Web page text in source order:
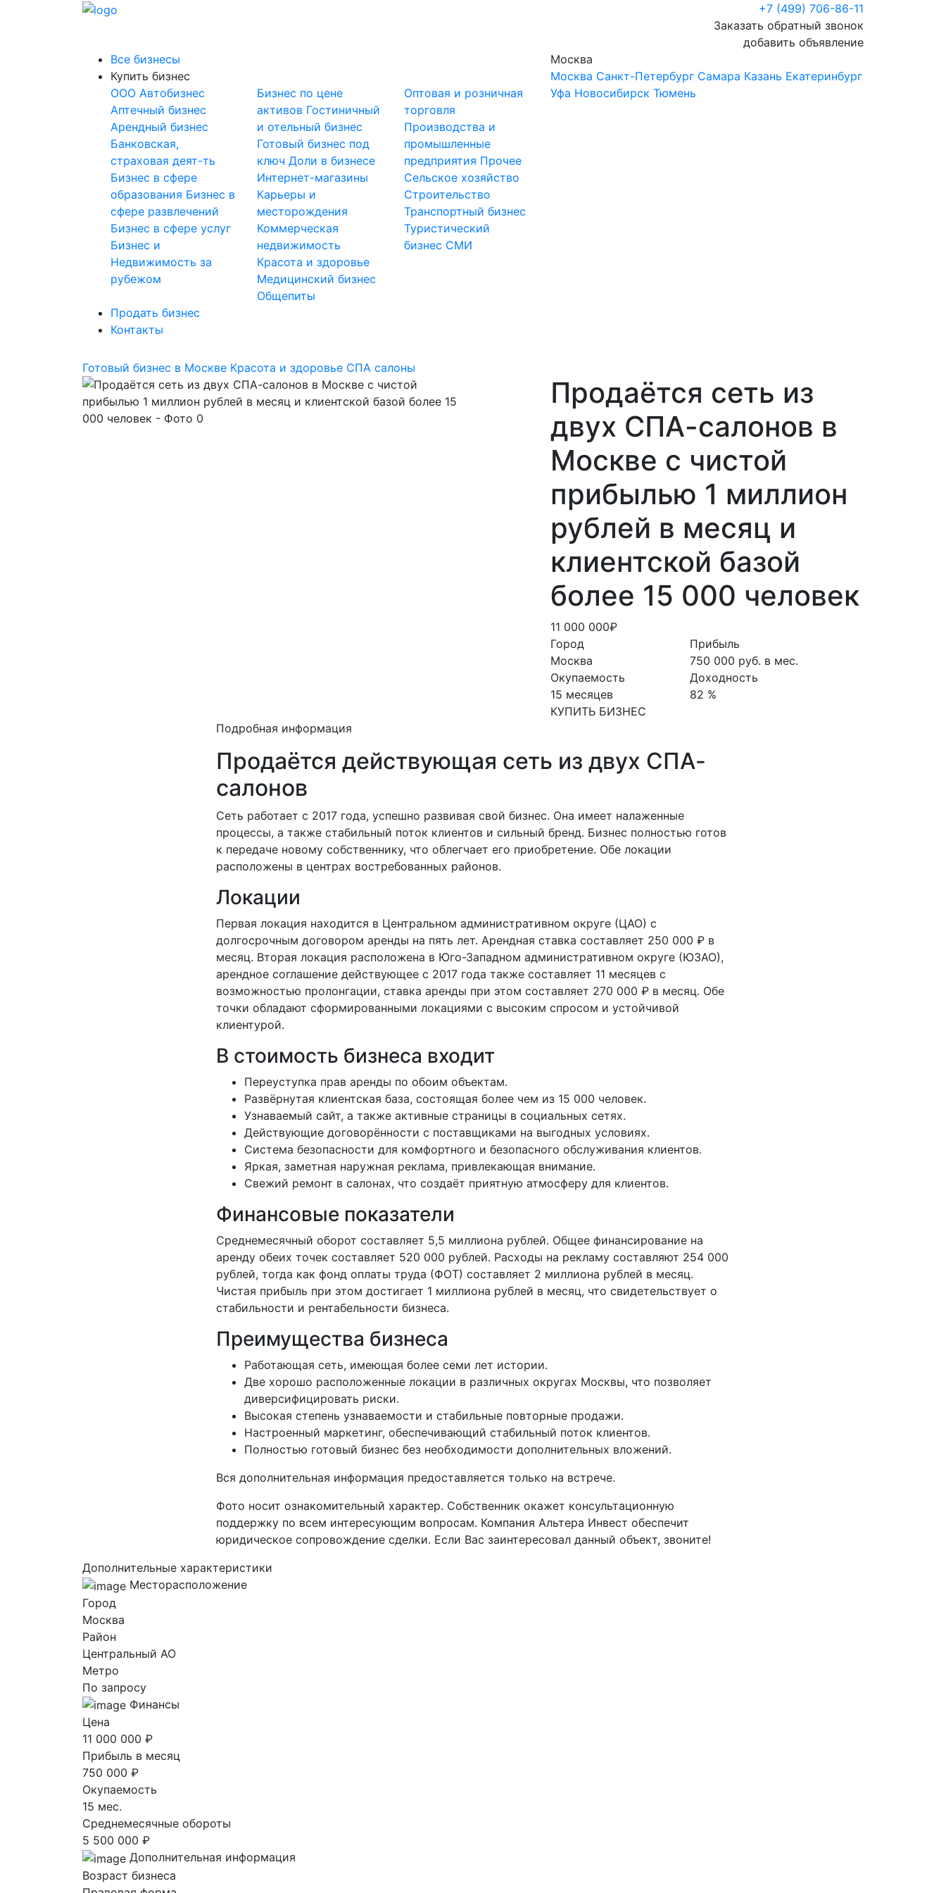
+7 (499) 706-86-11
Заказать обратный звонок
добавить объявление
Все бизнесы
Купить бизнес
OOO Автобизнес
Аптечный бизнес
Арендный бизнес
Банковская,
страховая деят-ть
Бизнес в сфере
образования Бизнес в
сфере развлечений
Бизнес в сфере услуг
Бизнес и
Недвижимость за
рубежом
Бизнес по цене
активов Гостиничный
и отельный бизнес
Готовый бизнес под
ключДоли в бизнесе
Интернет-магазины
Карьеры и
месторождения
Коммерческая
недвижимость
Красота и здоровье
Медицинский бизнес
Общепиты
Оптовая и розничная
торговля
Производства и
промышленные
предприятия Прочее
Сельское хозяйство
Строительство
Транспортный бизнес
Туристический
бизнес СМИ
Продать бизнес
Контакты
Москва
Москва Санкт-Петербург Самара Казань Екатеринбург
Уфа Новосибирск Тюмень
Готовый бизнес в Москве Красота и здоровье СПА салоны
Продаётся сеть из
двух СПА-салонов в
Москве с чистой
прибылью 1 миллион
рублей в месяц и
клиентской базой
более 15 000 человек
11 000 000₽
Город
Москва
Окупаемость
15 месяцев
КУПИТЬ БИЗНЕС
Прибыль
750 000 руб. в мес.
Доходность
82 %
Подробная информация
Продаётся действующая сеть из двух СПА-
салонов
Сеть работает с 2017 года, успешно развивая свой бизнес. Она имеет налаженные
процессы, а также стабильный поток клиентов и сильный бренд. Бизнес полностью готов
к передаче новому собственнику, что облегчает его приобретение. Обе локации
расположены в центрах востребованных районов.
Локации
Первая локация находится в Центральном административном округе (ЦАО) с
долгосрочным договором аренды на пять лет. Арендная ставка составляет 250 000 ₽ в
месяц. Вторая локация расположена в Юго-Западном административном округе (ЮЗАО),
арендное соглашение действующее с 2017 года также составляет 11 месяцев с
возможностью пролонгации, ставка аренды при этом составляет 270 000 ₽ в месяц. Обе
точки обладают сформированными локациями с высоким спросом и устойчивой
клиентурой.
В стоимость бизнеса входит
Переуступка прав аренды по обоим объектам.
Развёрнутая клиентская база, состоящая более чем из 15 000 человек.
Узнаваемый сайт, а также активные страницы в социальных сетях.
Действующие договорённости с поставщиками на выгодных условиях.
Система безопасности для комфортного и безопасного обслуживания клиентов.
Яркая, заметная наружная реклама, привлекающая внимание.
Свежий ремонт в салонах, что создаёт приятную атмосферу для клиентов.
Финансовые показатели
Среднемесячный оборот составляет 5,5 миллиона рублей. Общее финансирование на
аренду обеих точек составляет 520 000 рублей. Расходы на рекламу составляют 254 000
рублей, тогда как фонд оплаты труда (ФОТ) составляет 2 миллиона рублей в месяц.
Чистая прибыль при этом достигает 1 миллиона рублей в месяц, что свидетельствует о
стабильности и рентабельности бизнеса.
Преимущества бизнеса
Работающая сеть, имеющая более семи лет истории.
Две хорошо расположенные локации в различных округах Москвы, что позволяет
диверсифицировать риски.
Высокая степень узнаваемости и стабильные повторные продажи.
Настроенный маркетинг, обеспечивающий стабильный поток клиентов.
Полностью готовый бизнес без необходимости дополнительных вложений.
Вся дополнительная информация предоставляется только на встрече.
Фото носит ознакомительный характер. Собственник окажет консультационную
поддержку по всем интересующим вопросам. Компания Альтера Инвест обеспечит
юридическое сопровождение сделки. Если Вас заинтересовал данный объект, звоните!
Дополнительные характеристики
Месторасположение
Город
Москва
Район
Центральный AO
Метро
По запросу
Финансы
Цена
11 000 000 ₽
Прибыль в месяц
750 000 ₽
Окупаемость
15 мес.
Среднемесячные обороты
5 500 000 ₽
Дополнительная информация
Возраст бизнеса